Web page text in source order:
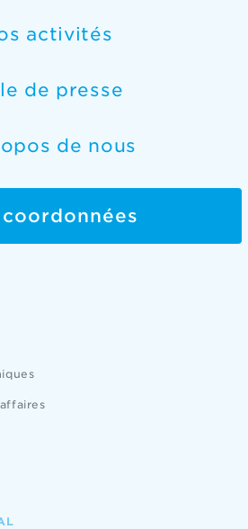
activités
de presse
de nous
coordonnées